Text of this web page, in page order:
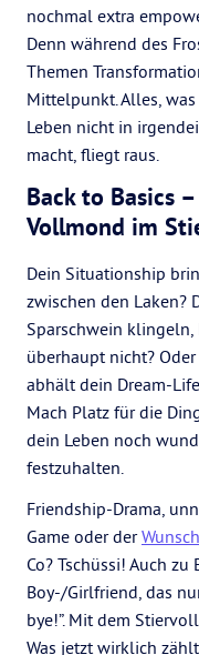
nochmal extra
Denn während des
Themen
Mittelpunkt. Alles,
Leben nicht in
macht, fliegt raus.
Back to Basics
Vollmond im
Dein Situationship
zwischen den Laken?
Sparschwein klingeln,
überhaupt nicht?
abhält dein Dream-
Mach Platz für die
dein Leben noch
festzuhalten.
Friendship-Drama,
Game oder der
Co? Tschüssi! Auch
Boy-/Girlfriend, das
bye!”. Mit dem
Was jetzt wirklich